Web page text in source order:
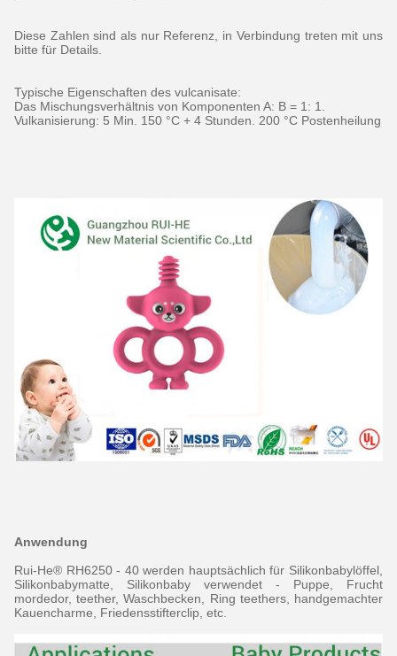
Diese Zahlen sind als nur Referenz, in Verbindung treten mit uns
bitte für Details.
Typische Eigenschaften des vulcanisate:
Das Mischungsverhältnis von Komponenten A: B = 1: 1.
Vulkanisierung: 5 Min. 150 °C + 4 Stunden. 200 °C Postenheilung
Anwendung
Rui-He® RH6250 - 40 werden hauptsächlich für Silikonbabylöffel,
Silikonbabymatte, Silikonbaby
verwendet - Puppe,
Frucht
mordedor, teether, Waschbecken, Ring teethers, handgemachter
Kauencharme, Friedensstifterclip, etc.